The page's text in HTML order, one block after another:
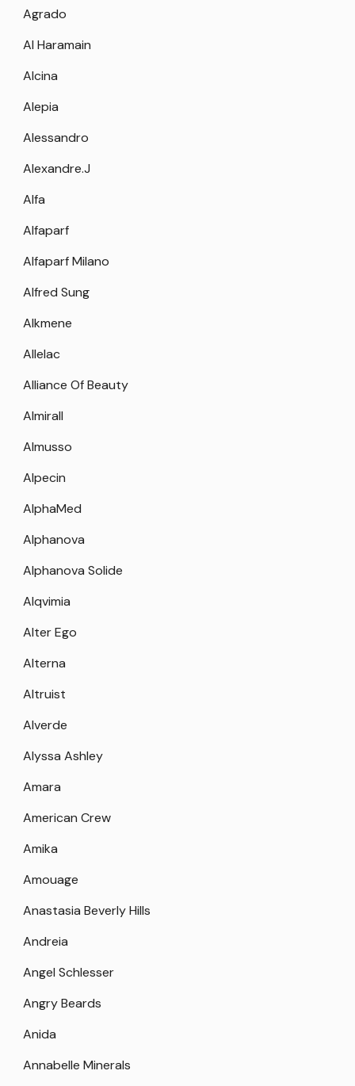
Agrado
Al Haramain
Alcina
Alepia
Alessandro
Alexandre.J
Alfa
Alfaparf
Alfaparf Milano
Alfred Sung
Alkmene
Allelac
Alliance Of Beauty
Almirall
Almusso
Alpecin
AlphaMed
Alphanova
Alphanova Solide
Alqvimia
Alter Ego
Alterna
Altruist
Alverde
Alyssa Ashley
Amara
American Crew
Amika
Amouage
Anastasia Beverly Hills
Andreia
Angel Schlesser
Angry Beards
Anida
Annabelle Minerals